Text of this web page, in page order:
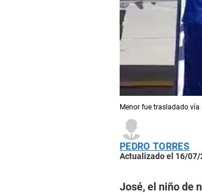
Menor fue trasladado
PEDRO TORRES
Actualizado el 16/07/
José, el niño de